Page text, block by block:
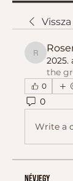
Vissza
2025.
the
0
0
Write a